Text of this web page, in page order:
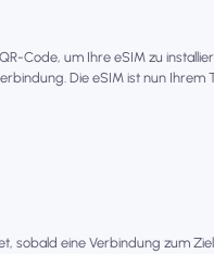
Code, um Ihre eSIM zu
Die eSIM ist nun Ihrem
sobald eine Verbindung zum